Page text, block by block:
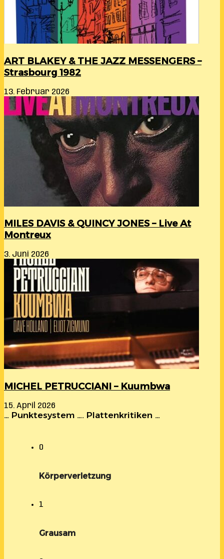
ART BLAKEY & THE JAZZ MESSENGERS –
Strasbourg 1982
13. Februar 2026
MILES DAVIS & QUINCY JONES – Live At
Montreux
3. Juni 2026
MICHEL PETRUCCIANI – Kuumbwa
15. April 2026
… Punktesystem …. Plattenkritiken …
0
Körperverletzung
1
Grausam